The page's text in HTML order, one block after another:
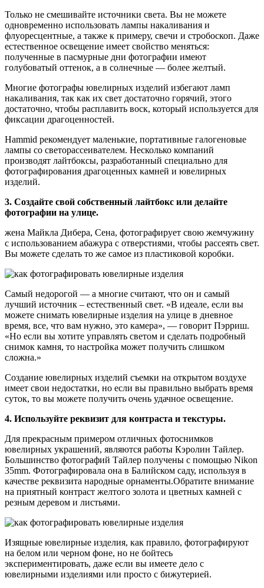
Только не смешивайте источники света. Вы не можете
одновременно использовать лампы накаливания и
флуоресцентные, а также к примеру, свечи и стробоскоп. Даже
естественное освещение имеет свойство меняться:
полученные в пасмурные дни фотографии имеют
голубоватый оттенок, а в солнечные — более желтый.
Многие фотографы ювелирных изделий избегают ламп
накаливания, так как их свет достаточно горячий, этого
достаточно, чтобы расплавить воск, который используется для
фиксации драгоценностей.
Hammid рекомендует маленькие, портативные галогеновые
лампы со светорассеивателем. Несколько компаний
производят лайтбоксы, разработанный специально для
фотографирования драгоценных камней и ювелирных
изделий.
3. Создайте свой собственный лайтбокс или делайте
фотографии на улице.
жена Майкла Дибера, Сена, фотографирует свою жемчужину
с использованием абажура с отверстиями, чтобы рассеять свет.
Вы можете сделать то же самое из пластиковой коробки.
Самый недорогой — а многие считают, что он и самый
лучший источник – естественный свет. «В идеале, если вы
можете снимать ювелирные изделия на улице в дневное
время, все, что вам нужно, это камера», — говорит Пэрриш.
«Но если вы хотите управлять светом и сделать подробный
снимок камня, то настройка может получить слишком
сложна.»
Создание ювелирных изделий съемки на открытом воздухе
имеет свои недостатки, но если вы правильно выбрать время
суток, то вы можете получить очень удачное освещение.
4. Используйте реквизит для контраста и текстуры.
Для прекрасным примером отличных фотоснимков
ювелирных украшений, являются работы Кэролин Тайлер.
Большинство фотографий Тайлер получены с помощью Nikon
35mm. Фотографировала она в Балийском саду, используя в
качестве реквизита народные орнаменты.Обратите внимание
на приятный контраст желтого золота и цветных камней с
резным деревом и листьями.
Изящные ювелирные изделия, как правило, фотографируют
на белом или черном фоне, но не бойтесь
экспериментировать, даже если вы имеете дело с
ювелирными изделиями или просто с бижутерией.